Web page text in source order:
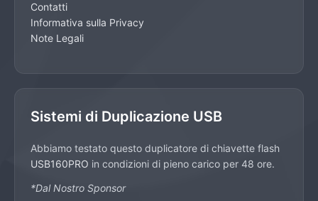
Contatti
Informativa sulla Privacy
Note Legali
Sistemi di Duplicazione USB
Abbiamo testato questo duplicatore di chiavette flash
USB160PRO in condizioni di pieno carico per 48 ore.
*Dal Nostro Sponsor